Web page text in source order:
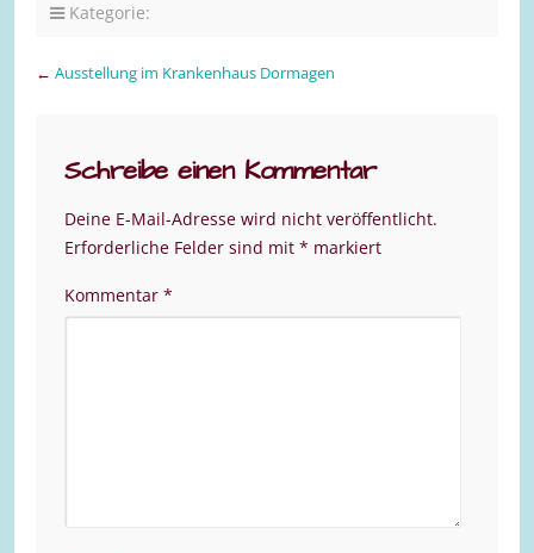
Kategorie:
← Ausstellung im Krankenhaus Dormagen
Schreibe einen Kommentar
Deine E-Mail-Adresse wird nicht veröffentlicht.
Erforderliche Felder sind mit * markiert
Kommentar *